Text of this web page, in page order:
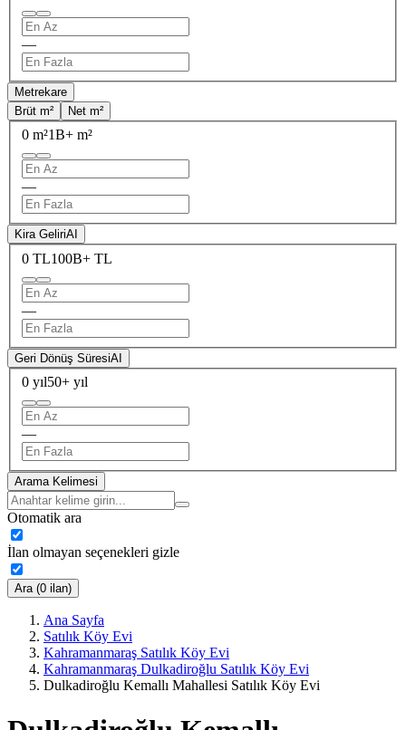
—
Metrekare
Brüt m²
Net m²
0 m²1B+ m²
—
Kira GeliriAI
0 TL100B+ TL
—
Geri Dönüş SüresiAI
0 yıl50+ yıl
—
Arama Kelimesi
Otomatik ara
İlan olmayan seçenekleri gizle
Ara (0 ilan)
Ana Sayfa
Satılık Köy Evi
Kahramanmaraş Satılık Köy Evi
Kahramanmaraş Dulkadiroğlu Satılık Köy Evi
Dulkadiroğlu Kemallı Mahallesi Satılık Köy Evi